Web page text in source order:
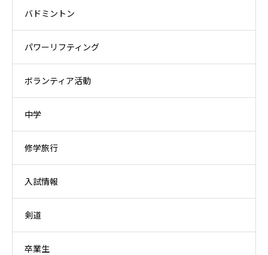
バドミントン
パワーリフティング
ボランティア活動
中学
修学旅行
入試情報
剣道
卒業生